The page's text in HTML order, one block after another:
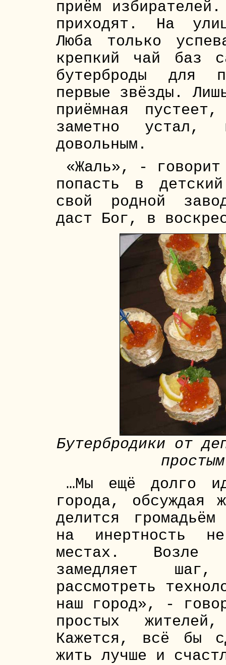
приём
приходят. На
Люба только
крепкий чай баз
бутерброды для
первые звёзды.
приёмная
заметно устал,
довольным.
«Жаль», -
попасть в
свой родной
даст Бог, в
Бутербродики от
…Мы ещё долго
города, обсуждая
делится
на инертность
местах. Возле
замедляет
рассмотреть
наш город», -
простых
Кажется, всё бы
жить лучше и